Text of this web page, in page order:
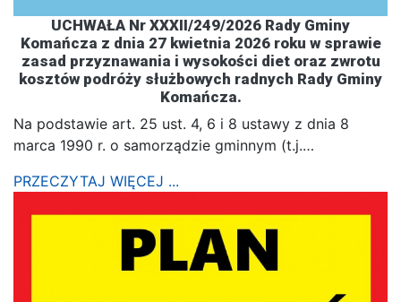
UCHWAŁA Nr XXXII/249/2026 Rady Gminy
Komańcza z dnia 27 kwietnia 2026 roku w sprawie
zasad przyznawania i wysokości diet oraz zwrotu
kosztów podróży służbowych radnych Rady Gminy
Komańcza.
Na podstawie art. 25 ust. 4, 6 i 8 ustawy z dnia 8
marca 1990 r. o samorządzie gminnym (t.j.…
PRZECZYTAJ WIĘCEJ ...